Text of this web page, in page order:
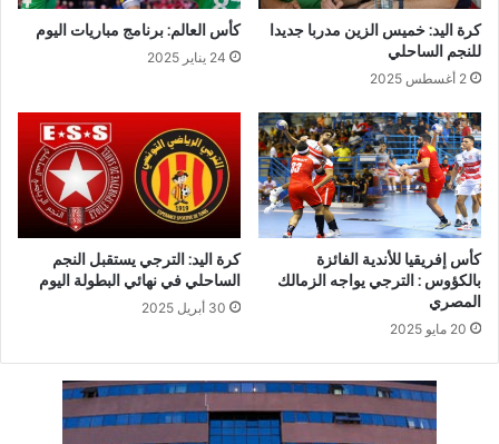
كرة اليد: خميس الزين مدربا جديدا
للنجم الساحلي
2 أغسطس 2025
كأس العالم: برنامج مباريات اليوم
24 يناير 2025
كأس إفريقيا للأندية الفائزة
بالكؤوس : الترجي يواجه الزمالك
المصري
20 مايو 2025
كرة اليد: الترجي يستقبل النجم
الساحلي في نهائي البطولة اليوم
30 أبريل 2025